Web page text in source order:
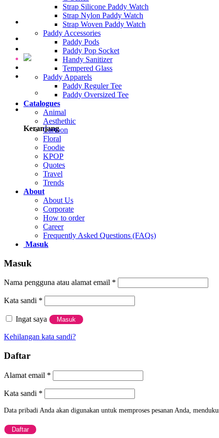
Keranjang
Copyright©Paddy2021| Made by WIT
Paddy
Jl. Kopo Permai III F2 No.15
Kec. Cangkuang Kulon, Kab. Bandung
Jawa Barat 40227
Products
PaddyCases
Bags & Backpacks
Paddy Laptop Bags
Paddy Accesories
Popsocket
Collaborations
PaddyWatch
Support
About Us
Blog
Careers
Frequently Asked Questions (FAQs)
Newsletter
Copyright © 2025
Strap Silicone Paddy Watch
Strap Nylon Paddy Watch
Strap Woven Paddy Watch
Paddy Accessories
Paddy Pods
Paddy Pop Socket
Handy Sanitizer
Tempered Glass
Paddy Apparels
Paddy Reguler Tee
Paddy Oversized Tee
Catalogues
Animal
Aesthethic
Cartoon
Floral
Foodie
KPOP
Quotes
Travel
Trends
About
About Us
Corporate
How to order
Career
Frequently Asked Questions (FAQs)
Masuk
Masuk
Nama pengguna atau alamat email *
Kata sandi *
Ingat saya Masuk
Kehilangan kata sandi?
Daftar
Alamat email *
Kata sandi *
Data pribadi Anda akan digunakan untuk memproses pesanan Anda,
Daftar